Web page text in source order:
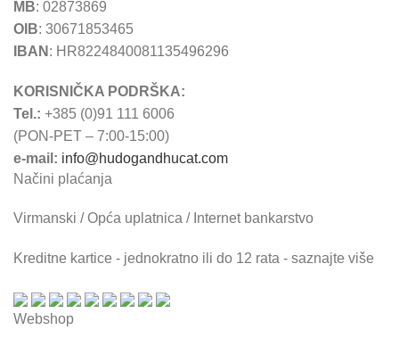
MB: 02873869
OIB: 30671853465
IBAN : HR8224840081135496296
KORISNIČKA PODRŠKA:
Tel.: +385 (0)91 111 6006
(PON-PET – 7:00-15:00)
e-mail: info@hudogandhucat.com
Načini plaćanja
Virmanski / Opća uplatnica / Internet bankarstvo
Kreditne kartice - jednokratno ili do 12 rata - saznajte više
Webshop